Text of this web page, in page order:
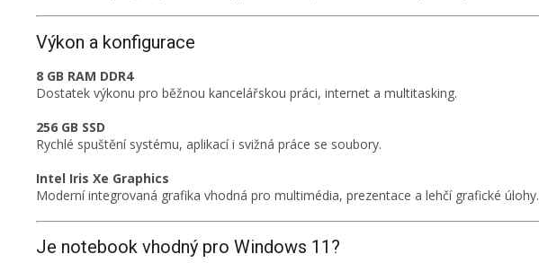
Výkon a konfigurace
8 GB RAM DDR4
Dostatek výkonu pro běžnou kancelářskou práci, internet a multitasking.
256 GB SSD
Rychlé spuštění systému, aplikací i svižná práce se soubory.
Intel Iris Xe Graphics
Moderní integrovaná grafika vhodná pro multimédia, prezentace a lehčí grafické úlohy.
Je notebook vhodný pro Windows 11?